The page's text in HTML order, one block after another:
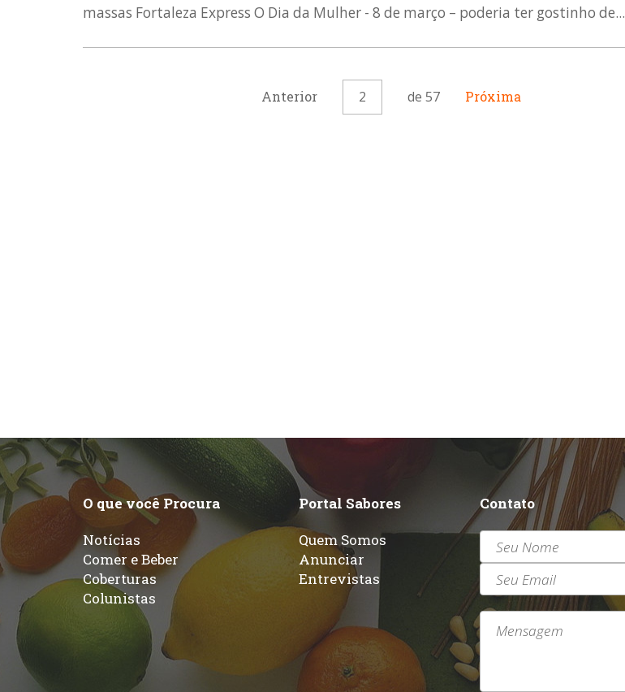
massas Fortaleza Express O Dia da Mulher - 8 de março – poderia ter gostinho de...
Anterior 2 de 57 Próxima
O que você Procura
Notícias
Comer e Beber
Coberturas
Colunistas
Portal Sabores
Quem Somos
Anunciar
Entrevistas
Contato